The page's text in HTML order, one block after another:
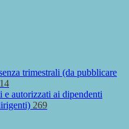
trimestrali (da pubblicare
14
autorizzati ai dipendenti
269